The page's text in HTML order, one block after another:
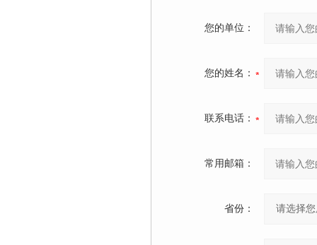
您的单位：
您的姓名：
联系电话：
常用邮箱：
省份：